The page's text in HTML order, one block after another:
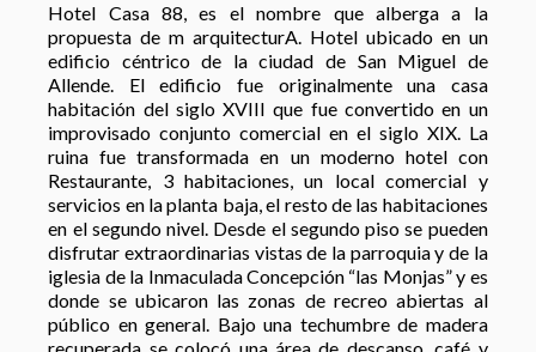
Hotel Casa 88, es el nombre que alberga a la
propuesta de m arquitecturA. Hotel ubicado en un
edificio céntrico de la ciudad de San Miguel de
Allende. El edificio fue originalmente una casa
habitación del siglo XVIII que fue convertido en un
improvisado conjunto comercial en el siglo XIX. La
ruina fue transformada en un moderno hotel con
Restaurante, 3 habitaciones, un local comercial y
servicios en la planta baja, el resto de las habitaciones
en el segundo nivel. Desde el segundo piso se pueden
disfrutar extraordinarias vistas de la parroquia y de la
iglesia de la Inmaculada Concepción “las Monjas” y es
donde se ubicaron las zonas de recreo abiertas al
público en general. Bajo una techumbre de madera